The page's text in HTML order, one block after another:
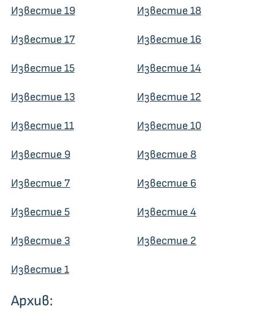
Известие 19 Известие 18
Известие 17 Известие 16
Известие 15 Известие 14
Известие 13 Известие 12
Известие 11 Известие 10
Известие 9 Известие 8
Известие 7 Известие 6
Известие 5 Известие 4
Известие 3 Известие 2
Известие 1
Архив: